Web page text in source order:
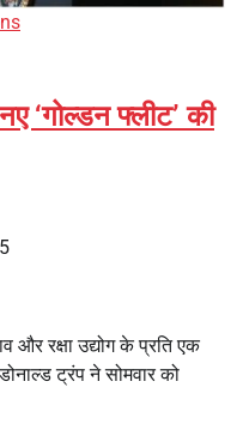
‘गोल्डन फ्लीट’ की
और रक्षा उद्योग के प्रति एक
ट्रंप ने सोमवार को